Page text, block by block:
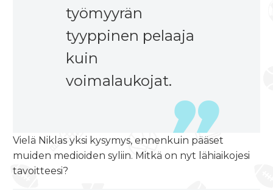
työmyyrän
tyyppinen pelaaja
kuin
voimalaukojat.
Vielä Niklas yksi kysymys, ennenkuin pääset
muiden medioiden syliin. Mitkä on nyt lähiaikojesi
tavoitteesi?